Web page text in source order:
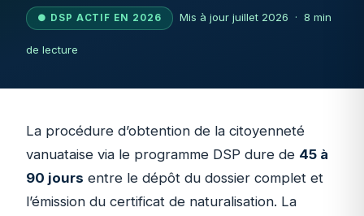
● DSP ACTIF EN 2026 Mis à jour juillet 2026 · 8 min
de lecture
La procédure d’obtention de la citoyenneté
vanuataise via le programme DSP dure de 45 à
90 jours entre le dépôt du dossier complet et
l’émission du certificat de naturalisation. La